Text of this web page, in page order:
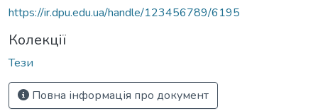
https://ir.dpu.edu.ua/handle/123456789/6195
Колекції
Тези
Повна інформація про документ